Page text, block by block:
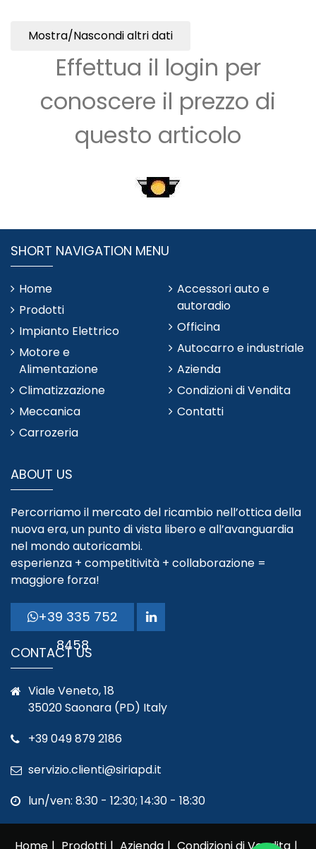
Mostra/Nascondi altri dati
Effettua il login per
conoscere il prezzo di
questo articolo
SHORT NAVIGATION MENU
Home
Prodotti
Impianto Elettrico
Motore e
Alimentazione
Climatizzazione
Meccanica
Carrozeria
Accessori auto e
autoradio
Officina
Autocarro e industriale
Azienda
Condizioni di Vendita
Contatti
ABOUT US
Percorriamo il mercato del ricambio nell’ottica della
nuova era, un punto di vista libero e all’avanguardia
nel mondo autoricambi.
esperienza + competitività + collaborazione =
maggiore forza!
+39 335 752
8458
CONTACT US
Viale Veneto, 18
35020 Saonara (PD) Italy
+39 049 879 2186
servizio.clienti@siriapd.it
lun/ven: 8:30 - 12:30; 14:30 - 18:30